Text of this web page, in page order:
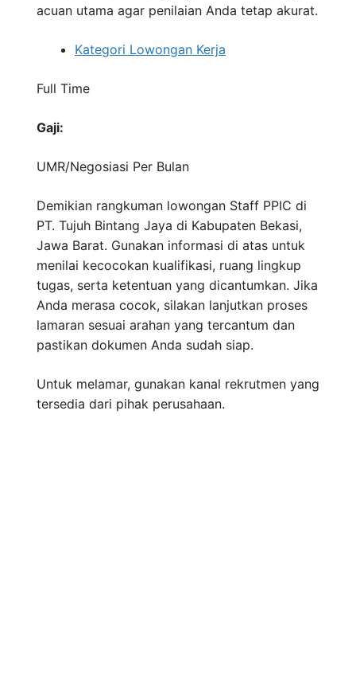
acuan utama agar penilaian Anda tetap akurat.
Kategori Lowongan Kerja
Full Time
Gaji:
UMR/Negosiasi Per Bulan
Demikian rangkuman lowongan Staff PPIC di
PT. Tujuh Bintang Jaya di Kabupaten Bekasi,
Jawa Barat. Gunakan informasi di atas untuk
menilai kecocokan kualifikasi, ruang lingkup
tugas, serta ketentuan yang dicantumkan. Jika
Anda merasa cocok, silakan lanjutkan proses
lamaran sesuai arahan yang tercantum dan
pastikan dokumen Anda sudah siap.
Untuk melamar, gunakan kanal rekrutmen yang
tersedia dari pihak perusahaan.